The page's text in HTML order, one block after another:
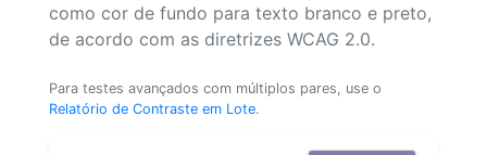
como cor de fundo para texto branco e preto,
de acordo com as diretrizes WCAG 2.0.
Para testes avançados com múltiplos pares, use o
Relatório de Contraste em Lote.